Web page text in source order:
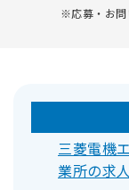
※応募・お問
三菱電機
業所の求